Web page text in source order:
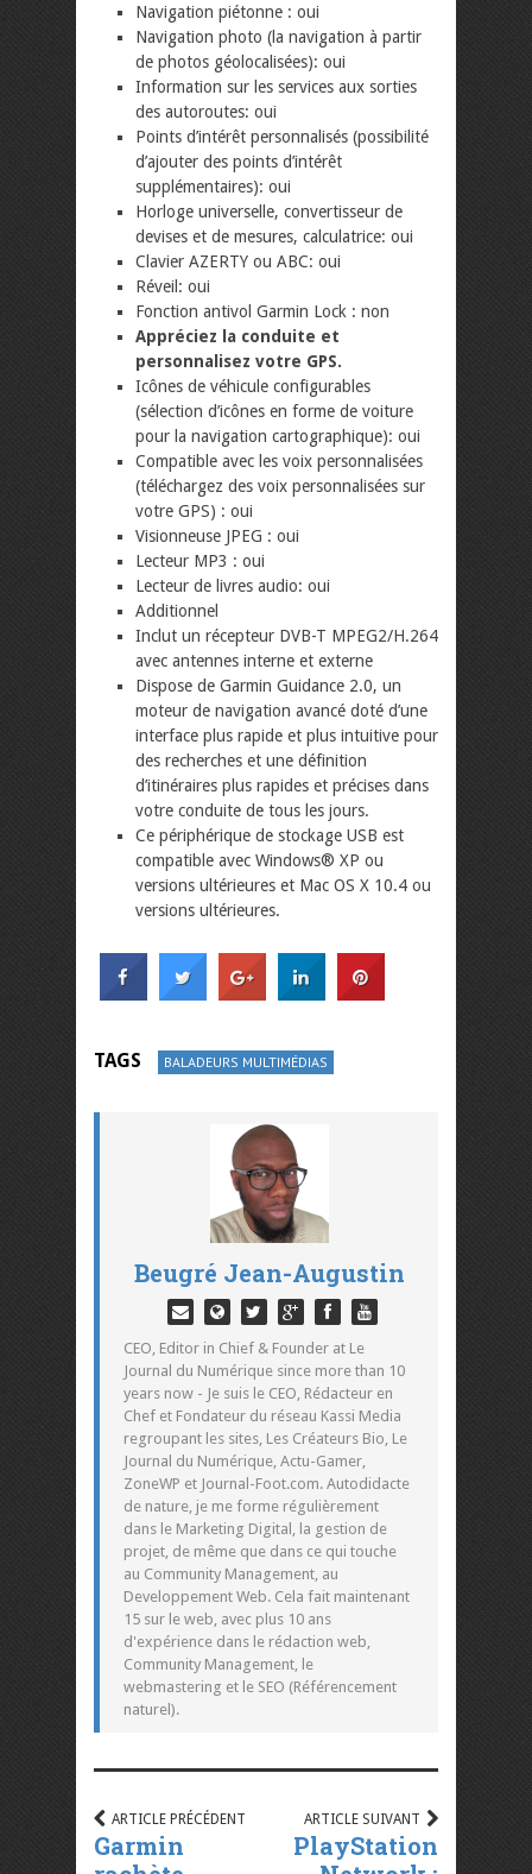
Navigation piétonne : oui
Navigation photo (la navigation à partir
de photos géolocalisées): oui
Information sur les services aux sorties
des autoroutes: oui
Points d’intérêt personnalisés (possibilité
d’ajouter des points d’intérêt
supplémentaires): oui
Horloge universelle, convertisseur de
devises et de mesures, calculatrice: oui
Clavier AZERTY ou ABC: oui
Réveil: oui
Fonction antivol Garmin Lock : non
Appréciez la conduite et
personnalisez votre GPS.
Icônes de véhicule configurables
(sélection d’icônes en forme de voiture
pour la navigation cartographique): oui
Compatible avec les voix personnalisées
(téléchargez des voix personnalisées sur
votre GPS) : oui
Visionneuse JPEG : oui
Lecteur MP3 : oui
Lecteur de livres audio: oui
Additionnel
Inclut un récepteur DVB-T MPEG2/H.264
avec antennes interne et externe
Dispose de Garmin Guidance 2.0, un
moteur de navigation avancé doté d’une
interface plus rapide et plus intuitive pour
des recherches et une définition
d’itinéraires plus rapides et précises dans
votre conduite de tous les jours.
Ce périphérique de stockage USB est
compatible avec Windows® XP ou
versions ultérieures et Mac OS X 10.4 ou
versions ultérieures.
TAGS BALADEURS MULTIMÉDIAS
Beugré Jean-Augustin
CEO, Editor in Chief & Founder at Le
Journal du Numérique since more than 10
years now - Je suis le CEO, Rédacteur en
Chef et Fondateur du réseau Kassi Media
regroupant les sites, Les Créateurs Bio, Le
Journal du Numérique, Actu-Gamer,
ZoneWP et Journal-Foot.com. Autodidacte
de nature, je me forme régulièrement
dans le Marketing Digital, la gestion de
projet, de même que dans ce qui touche
au Community Management, au
Developpement Web. Cela fait maintenant
15 sur le web, avec plus 10 ans
d'expérience dans le rédaction web,
Community Management, le
webmastering et le SEO (Référencement
naturel).
ARTICLE PRÉCÉDENT
Garmin
ARTICLE SUIVANT
PlayStation